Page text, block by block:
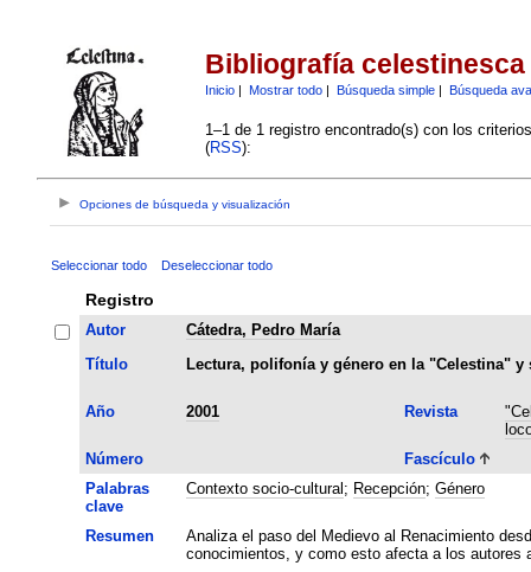
Bibliografía celestinesca
Inicio| Mostrar todo| Búsqueda simple| Búsqueda
1–1 de 1 registro encontrado(s) con los
(RSS):
Opciones de búsqueda y visualización
Seleccionar todo Deseleccionar todo
Registro
Autor
Cátedra, Pedro María
Título
Lectura, polifonía y género en la "Celestina" y
Año 2001 Revista
Número
Fascículo
Palabras
clave
Contexto socio-cultural ; Recepción; Género
Resumen
Analiza el paso del Medievo al Renacimiento
conocimientos, y como esto afecta a los autores